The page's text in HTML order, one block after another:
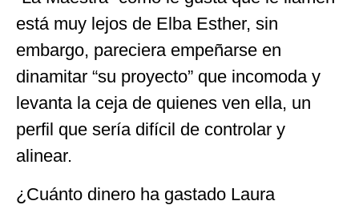
está muy lejos de Elba Esther, sin
embargo, pareciera empeñarse en
dinamitar “su proyecto” que incomoda y
levanta la ceja de quienes ven ella, un
perfil que sería difícil de controlar y
alinear.
¿Cuánto dinero ha gastado Laura